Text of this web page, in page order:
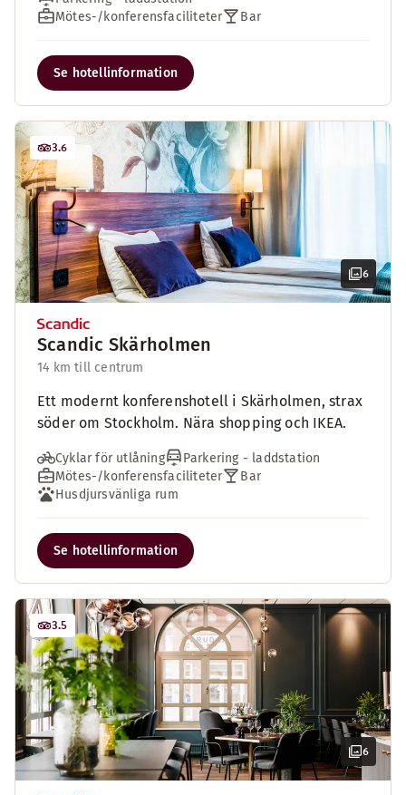
Mötes-/konferensfaciliteter
Bar
Se hotellinformation
6
3.6
Scandic Skärholmen
14 km till centrum
Ett modernt konferenshotell i Skärholmen, strax
söder om Stockholm. Nära shopping och IKEA.
Cyklar för utlåning
Parkering - laddstation
Mötes-/konferensfaciliteter
Bar
Husdjursvänliga rum
Se hotellinformation
6
3.5